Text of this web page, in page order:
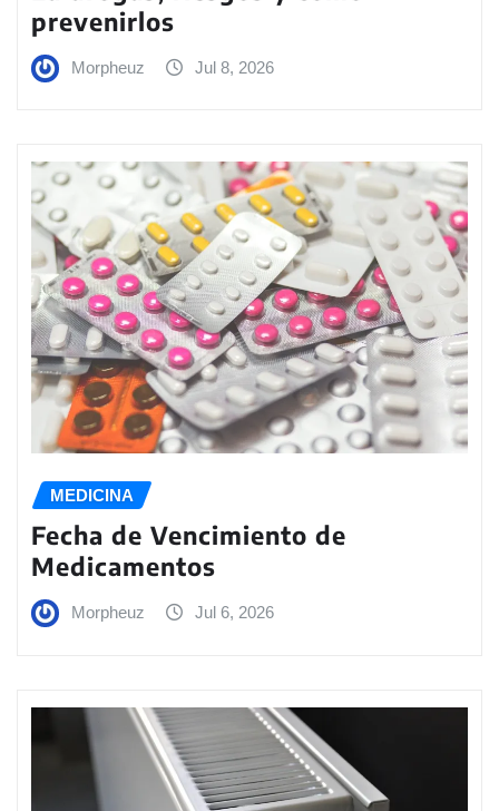
prevenirlos
Morpheuz Jul 8, 2026
MEDICINA
Fecha de Vencimiento de
Medicamentos
Morpheuz Jul 6, 2026